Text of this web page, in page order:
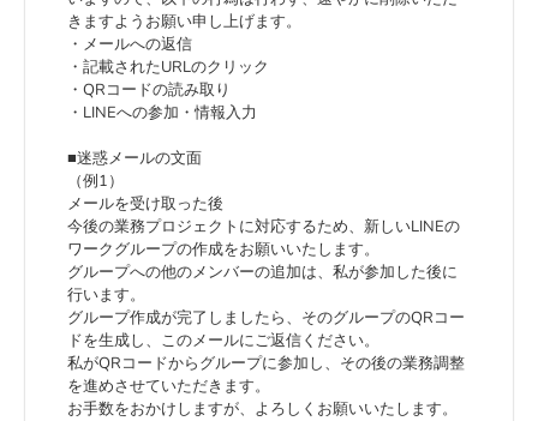
きますようお願い申し上げます。
・メールへの返信
・記載されたURLのクリック
・QRコードの読み取り
・LINEへの参加・情報入力
■迷惑メールの文面
（例1）
メールを受け取った後
今後の業務プロジェクトに対応するため、新しいLINEの
ワークグループの作成をお願いいたします。
グループへの他のメンバーの追加は、私が参加した後に
行います。
グループ作成が完了しましたら、そのグループのQRコー
ドを生成し、このメールにご返信ください。
私がQRコードからグループに参加し、その後の業務調整
を進めさせていただきます。
お手数をおかけしますが、よろしくお願いいたします。